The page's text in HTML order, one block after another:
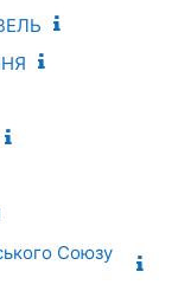
Союзу